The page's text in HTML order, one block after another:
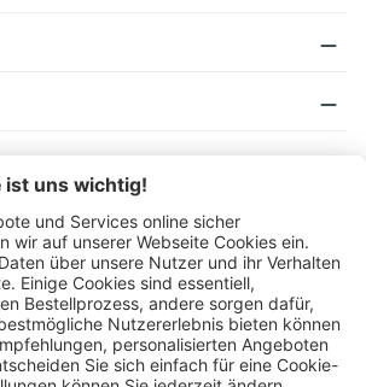
Folgen Sie uns auch auf